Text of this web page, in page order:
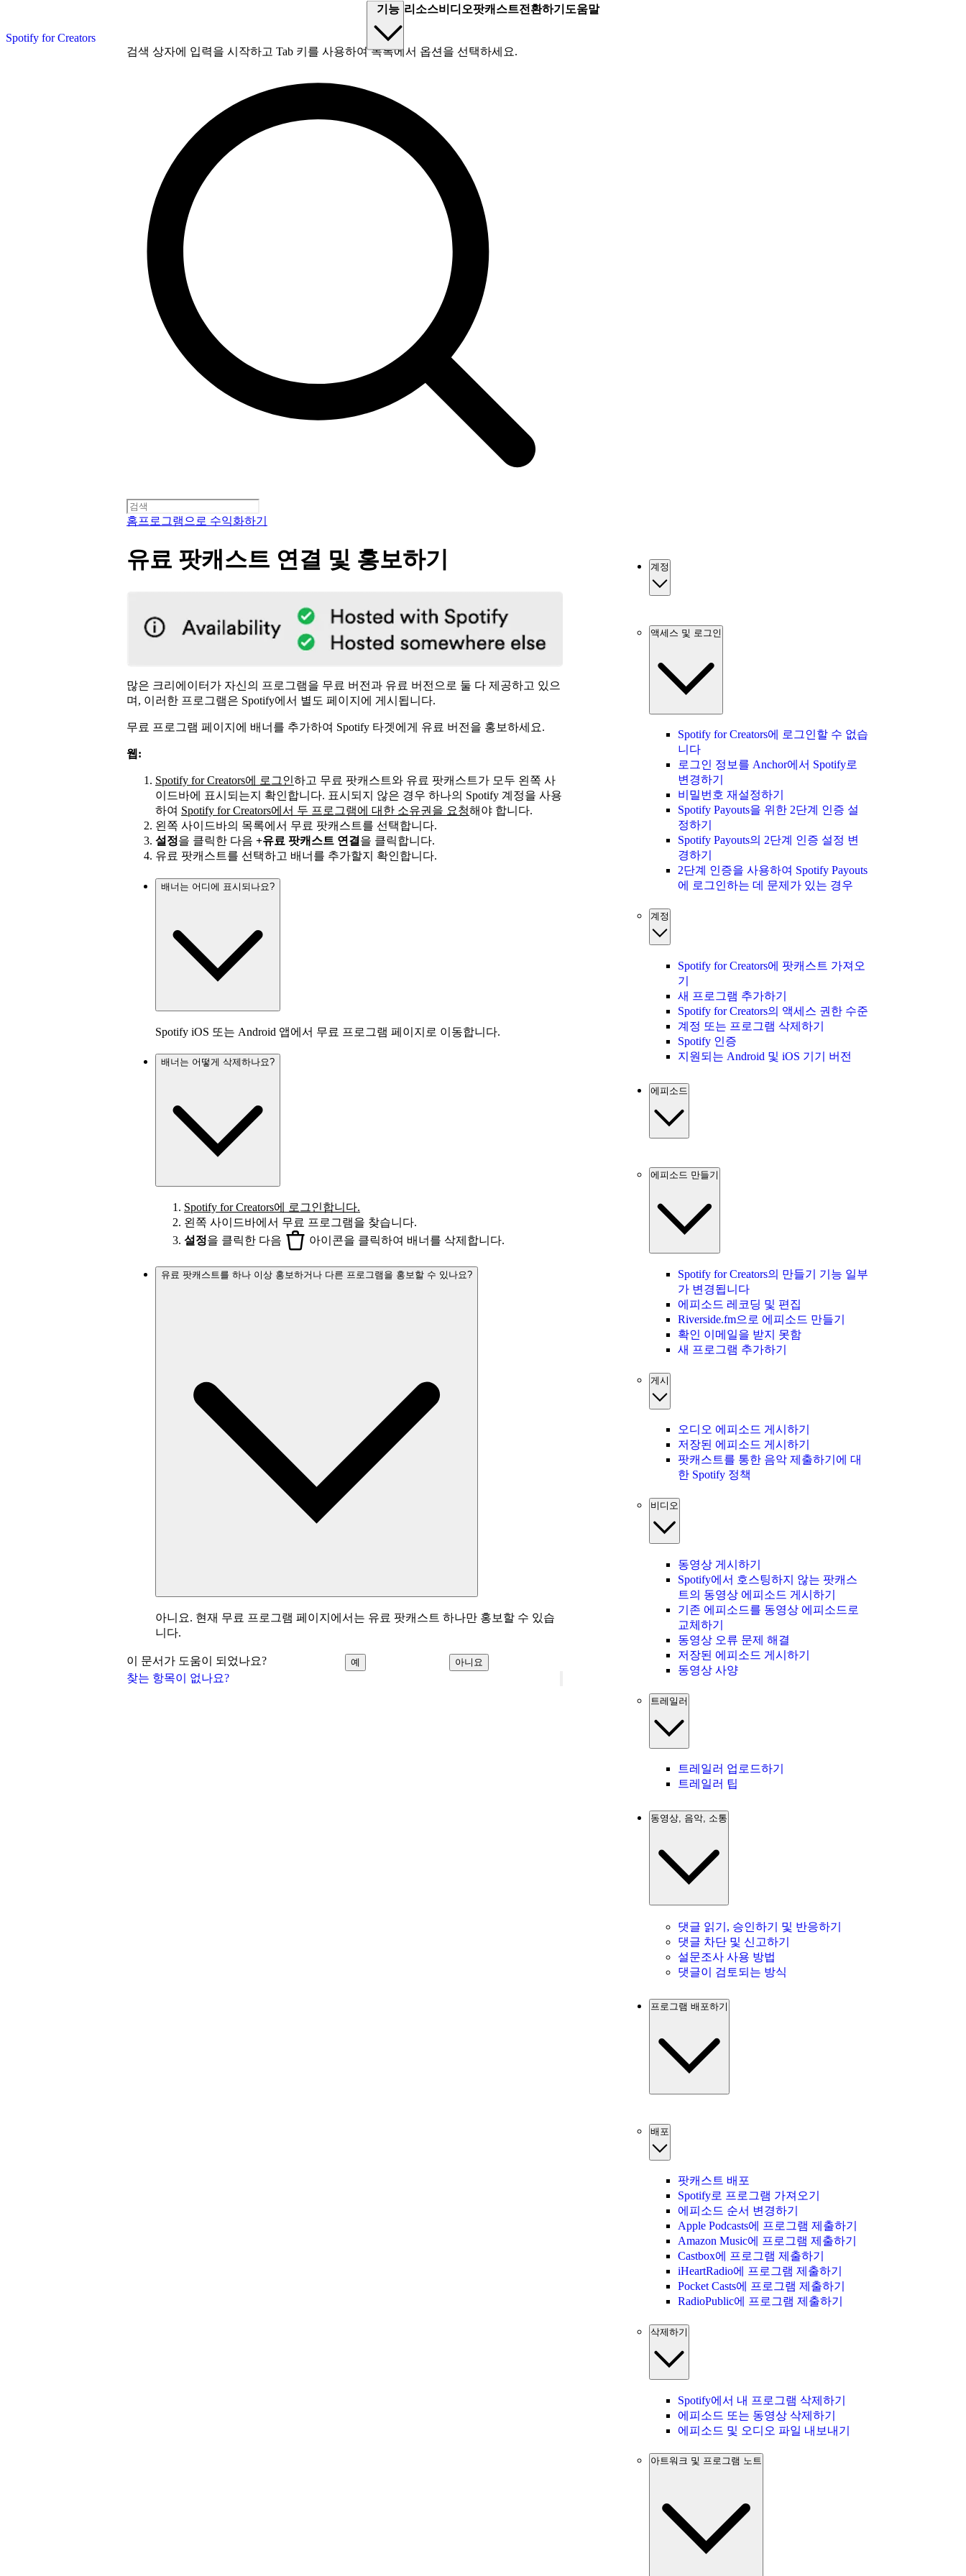
Spotify for Creators
기능 리소스비디오팟캐스트전환하기 도움말
검색 상자에 입력을 시작하고 Tab 키를 사용하여 목록에서 옵션을 선택하세요.
홈프로그램으로 수익화하기
찾는 항목이 없나요?
유료 팟캐스트 연결 및 홍보하기
많은 크리에이터가 자신의 프로그램을 무료 버전과 유료 버전으로 둘 다 제공하고 있으
며, 이러한 프로그램은 Spotify에서 별도 페이지에 게시됩니다.
무료 프로그램 페이지에 배너를 추가하여 Spotify 타겟에게 유료 버전을 홍보하세요.
웹:
Spotify for Creators에 로그인하고 무료 팟캐스트와 유료 팟캐스트가 모두 왼쪽 사
이드바에 표시되는지 확인합니다. 표시되지 않은 경우 하나의 Spotify 계정을 사용
하여 Spotify for Creators에서 두 프로그램에 대한 소유권을 요청해야 합니다.
왼쪽 사이드바의 목록에서 무료 팟캐스트를 선택합니다.
설정을 클릭한 다음 +유료 팟캐스트 연결 을 클릭합니다.
유료 팟캐스트를 선택하고 배너를 추가할지 확인합니다.
배너는 어디에 표시되나요?
Spotify iOS 또는 Android 앱에서 무료 프로그램 페이지로 이동합니다.
배너는 어떻게 삭제하나요?
Spotify for Creators에 로그인합니다.
왼쪽 사이드바에서 무료 프로그램을 찾습니다.
설정을 클릭한 다음 아이콘을 클릭하여 배너를 삭제합니다.
유료 팟캐스트를 하나 이상 홍보하거나 다른 프로그램을 홍보할 수 있나요?
아니요. 현재 무료 프로그램 페이지에서는 유료 팟캐스트 하나만 홍보할 수 있습
니다.
이 문서가 도움이 되었나요? 예 아니요
계정
액세스 및 로그인
Spotify for Creators에 로그인할 수 없습
니다
로그인 정보를 Anchor에서 Spotify로
변경하기
비밀번호 재설정하기
Spotify Payouts을 위한 2단계 인증 설
정하기
Spotify Payouts의 2단계 인증 설정 변
경하기
2단계 인증을 사용하여 Spotify Payouts
에 로그인하는 데 문제가 있는 경우
계정
Spotify for Creators에 팟캐스트 가져오
기
새 프로그램 추가하기
Spotify for Creators의 액세스 권한 수준
계정 또는 프로그램 삭제하기
Spotify 인증
지원되는 Android 및 iOS 기기 버전
에피소드
에피소드 만들기
Spotify for Creators의 만들기 기능 일부
가 변경됩니다
에피소드 레코딩 및 편집
Riverside.fm으로 에피소드 만들기
확인 이메일을 받지 못함
새 프로그램 추가하기
게시
오디오 에피소드 게시하기
저장된 에피소드 게시하기
팟캐스트를 통한 음악 제출하기에 대
한 Spotify 정책
비디오
동영상 게시하기
Spotify에서 호스팅하지 않는 팟캐스
트의 동영상 에피소드 게시하기
기존 에피소드를 동영상 에피소드로
교체하기
동영상 오류 문제 해결
저장된 에피소드 게시하기
동영상 사양
트레일러
트레일러 업로드하기
트레일러 팁
동영상, 음악, 소통
댓글 읽기, 승인하기 및 반응하기
댓글 차단 및 신고하기
설문조사 사용 방법
댓글이 검토되는 방식
프로그램 배포하기
배포
팟캐스트 배포
Spotify로 프로그램 가져오기
에피소드 순서 변경하기
Apple Podcasts에 프로그램 제출하기
Amazon Music에 프로그램 제출하기
Castbox에 프로그램 제출하기
iHeartRadio에 프로그램 제출하기
Pocket Casts에 프로그램 제출하기
RadioPublic에 프로그램 제출하기
삭제하기
Spotify에서 내 프로그램 삭제하기
에피소드 또는 동영상 삭제하기
에피소드 및 오디오 파일 내보내기
아트워크 및 프로그램 노트